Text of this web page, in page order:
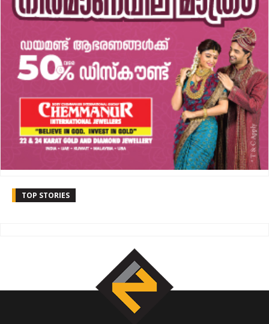
TOP STORIES